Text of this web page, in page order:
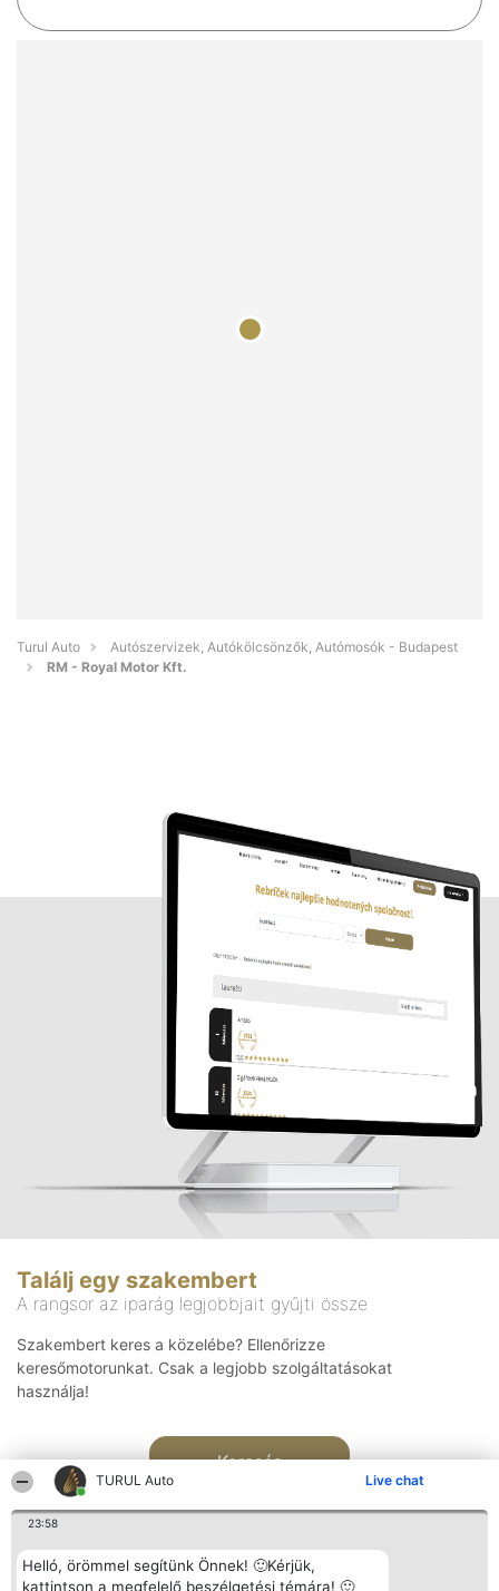
TURUL Auto Live chat
23:58
Helló, örömmel segítünk Önnek! 🙂Kérjük,
kattintson a megfelelő beszélgetési témára! 🙂
Turul Auto
Autószervizek, Autókölcsönzők, Autómosók - Budapest
RM - Royal Motor Kft.
Találj egy szakembert
A rangsor az iparág legjobbjait gyűjti össze
Szakembert keres a közelébe? Ellenőrizze
keresőmotorunkat. Csak a legjobb szolgáltatásokat
használja!
Keresés